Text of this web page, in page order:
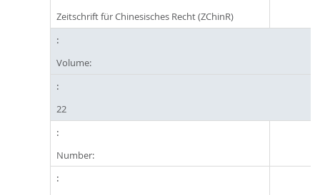
Zeitschrift für Chinesisches Recht (ZChinR)
Volume:
22
Number: